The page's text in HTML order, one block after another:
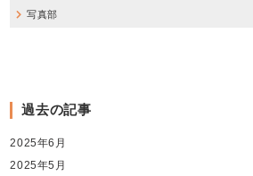
写真部
過去の記事
2025年6月
2025年5月